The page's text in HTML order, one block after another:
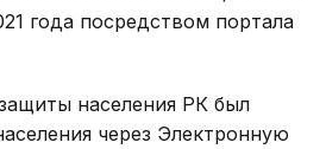
года посредством портала
населения РК был
через Электронную